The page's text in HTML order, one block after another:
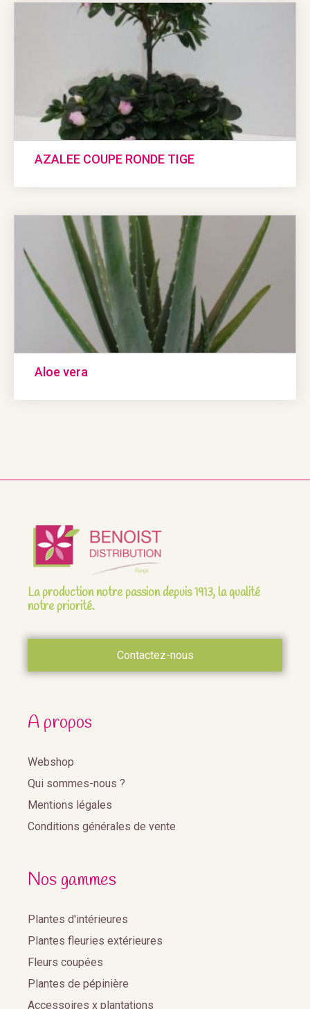
AZALEE COUPE RONDE TIGE
Aloe vera
La production notre passion depuis 1913, la qualité
notre priorité.
Contactez-nous
A propos
Webshop
Qui sommes-nous ?
Mentions légales
Conditions générales de vente
Nos gammes
Plantes d'intérieures
Plantes fleuries extérieures
Fleurs coupées
Plantes de pépinière
Accessoires x plantations